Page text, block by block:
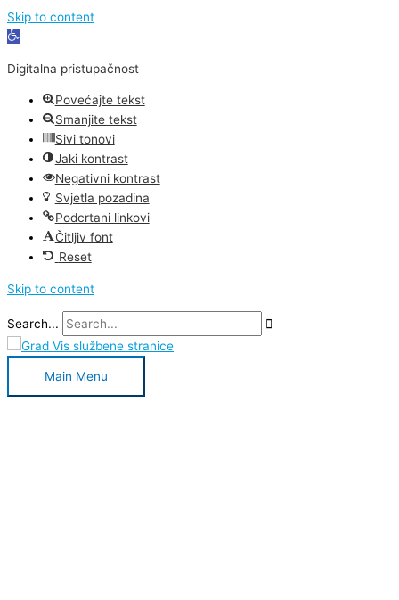
Skip to content
Open
Digitalna pristupačnost
Povećajte tekst
Smanjite tekst
Sivi tonovi
Jaki kontrast
Negativni kontrast
Svjetla pozadina
Podcrtani linkovi
Čitljiv font
Reset
Skip to content
Search...
Main Menu